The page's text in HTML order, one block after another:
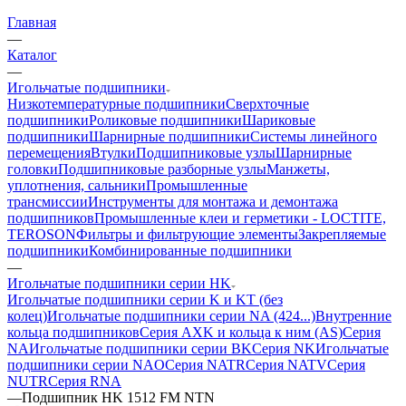
Главная
—
Каталог
—
Игольчатые подшипники
Низкотемпературные подшипникиСверхточные
подшипникиРоликовые подшипникиШариковые
подшипникиШарнирные подшипникиСистемы линейного
перемещенияВтулкиПодшипниковые узлыШарнирные
головкиПодшипниковые разборные узлыМанжеты,
уплотнения, сальникиПромышленные
трансмиссииИнструменты для монтажа и демонтажа
подшипниковПромышленные клеи и герметики - LOCTITE,
TEROSONФильтры и фильтрующие элементыЗакрепляемые
подшипникиКомбинированные подшипники
—
Игольчатые подшипники серии HK
Игольчатые подшипники серии K и KT (без
колец)Игольчатые подшипники серии NA (424...)Внутренние
кольца подшипниковСерия AXK и кольца к ним (AS)Серия
NAИгольчатые подшипники серии BKСерия NKИгольчатые
подшипники серии NAOСерия NATRСерия NATVСерия
NUTRСерия RNA
—Подшипник HK 1512 FM NTN